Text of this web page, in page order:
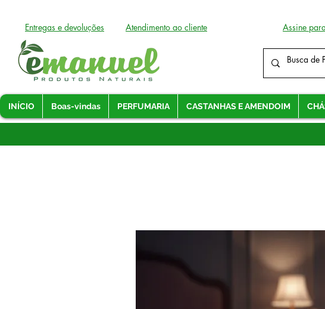
Atendimento ao cliente
Entregas e devoluções Assine
INÍCIO Boas-vindas PERFUMARIA CASTANHAS E AMENDOIM